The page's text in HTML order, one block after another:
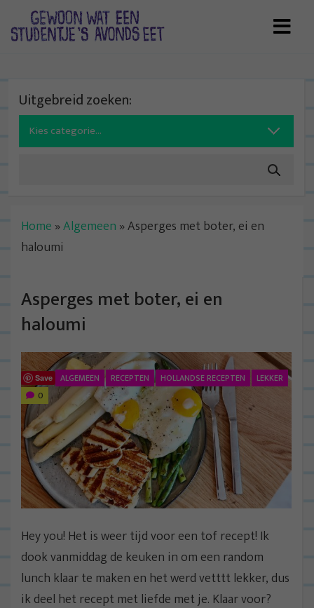
Uitgebreid zoeken:
Search
for:
Home »Algemeen »Asperges met boter, ei en
haloumi
Asperges met boter, ei en
haloumi
Save ALGEMEEN RECEPTEN HOLLANDSE RECEPTEN
LEKKER
0
Hey you! Het is weer tijd voor een tof recept! Ik
dook vanmiddag de keuken in om een random
lunch klaar te maken en het werd vetttt lekker, dus
ik deel het recept met liefde met je. Klaar voor?